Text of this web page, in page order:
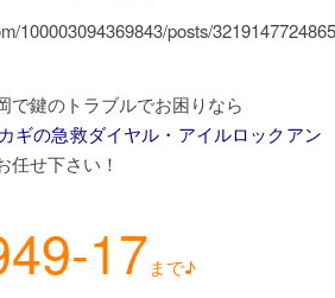
100003094369843/posts/
で鍵のトラブルでお困りなら
ギの急救ダイヤル・アイルロックアン
任せ下さい！
17まで♪